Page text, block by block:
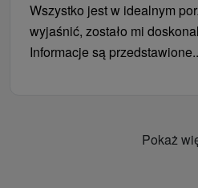
Wszystko jest w idealnym
wyjaśnić, zostało mi
Informacje są
Pokaż